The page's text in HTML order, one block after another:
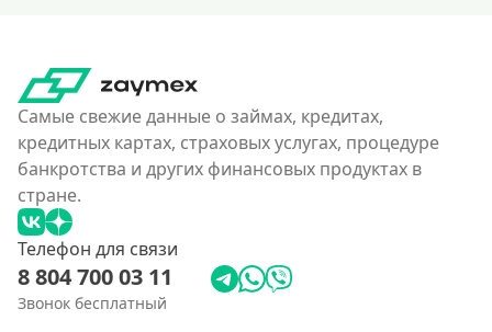
На виртуальную карту
На неименную карту
На именную карту
На зарплатную карту
Перевод средств на чужую карту без согласия
Похожие МФО
Самые свежие данные о займах, кредитах,
кредитных картах, страховых услугах, процедуре
банкротства и других финансовых продуктах в
стране.
Телефон для связи
8 804 700 03 11
Звонок бесплатный